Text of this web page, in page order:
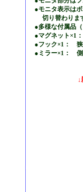
●モニタ表示は
切り替わりま
●多様な付属品
●マグネット×1
●フック×1： 狭
●ミラー×1： 側
↓